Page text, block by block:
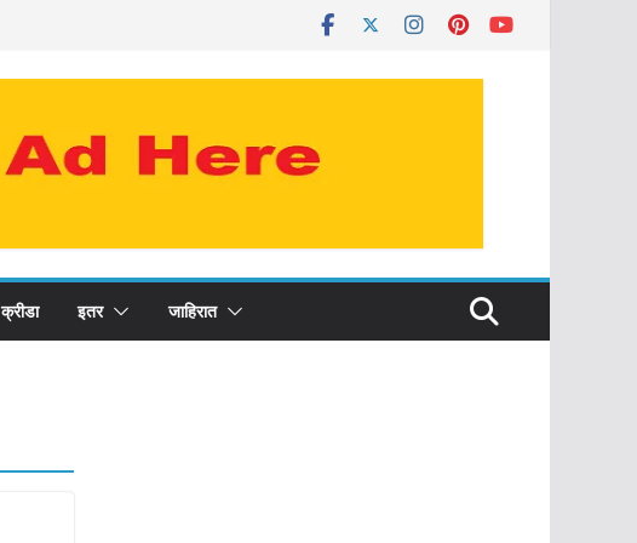
क्रीडा इतर जाहिरात